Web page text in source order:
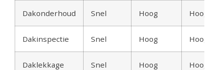
Dakonderhoud Snel Hoog Hoog
Dakinspectie Snel Hoog Hoog
Daklekkage Snel Hoog Hoog